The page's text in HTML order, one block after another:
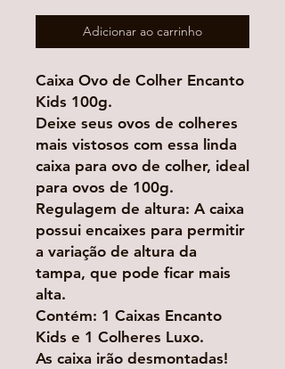
Adicionar ao carrinho
Caixa Ovo de Colher Encanto
Kids 100g.
Deixe seus ovos de colheres
mais vistosos com essa linda
caixa para ovo de colher, ideal
para ovos de 100g.
Regulagem de altura: A caixa
possui encaixes para permitir
a variação de altura da
tampa, que pode ficar mais
alta.
Contém: 1 Caixas Encanto
Kids e 1 Colheres Luxo.
As caixa irão desmontadas!